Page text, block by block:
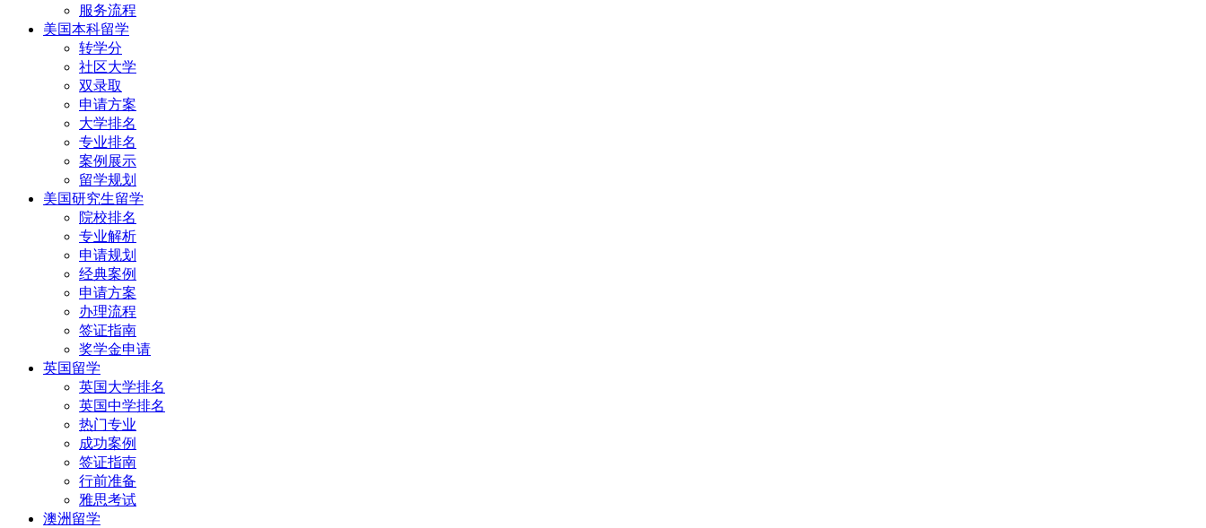
服务流程
美国本科留学
转学分
社区大学
双录取
申请方案
大学排名
专业排名
案例展示
留学规划
美国研究生留学
院校排名
专业解析
申请规划
经典案例
申请方案
办理流程
签证指南
奖学金申请
英国留学
英国大学排名
英国中学排名
热门专业
成功案例
签证指南
行前准备
雅思考试
澳洲留学